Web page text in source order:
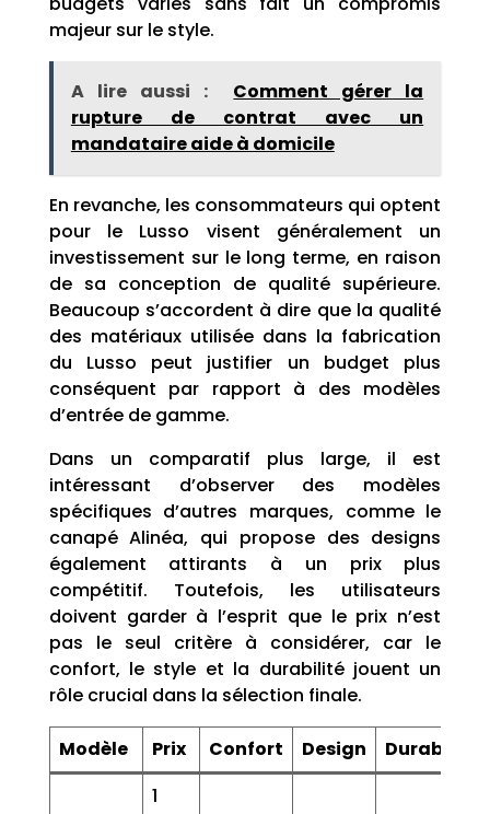
majeur sur le style.
A lire aussi :
Comment gérer la
rupture de contrat avec un
mandataire aide à domicile
En revanche, les consommateurs qui optent
pour le Lusso visent généralement un
investissement sur le long terme, en raison
de sa conception de qualité supérieure.
Beaucoup s’accordent à dire que la qualité
des matériaux utilisée dans la fabrication
du Lusso peut justifier un budget plus
conséquent par rapport à des modèles
d’entrée de gamme.
Dans un comparatif plus large, il est
intéressant d’observer des modèles
spécifiques d’autres marques, comme le
canapé Alinéa, qui propose des designs
également attirants à un prix plus
compétitif. Toutefois, les utilisateurs
doivent garder à l’esprit que le prix n’est
pas le seul critère à considérer, car le
confort, le style et la durabilité jouent un
rôle crucial dans la sélection finale.
Modèle Prix Confort Design Durabilité
1